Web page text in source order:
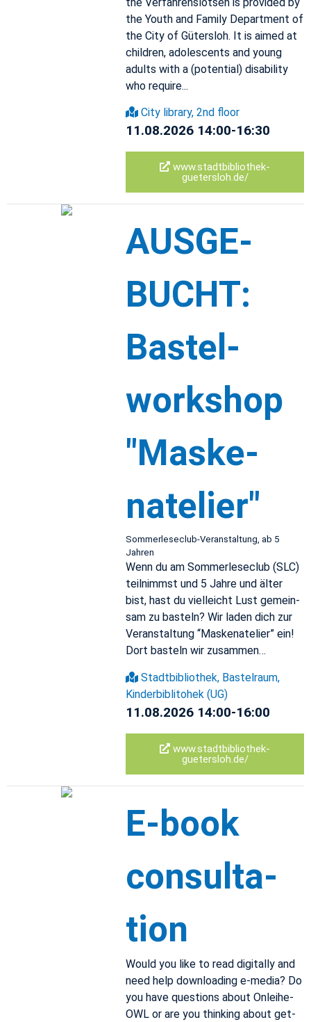
the Youth and Fam­ily De­part­ment of
the City of Güter­sloh. It is aimed at
chil­dren, ado­les­cents and young
adults with a (po­ten­tial) dis­abil­ity
who re­quire...
City li­brary, 2nd floor
11.08.2026 14:00-16:30
www.​sta​dtbi​blio​thek-​
guetersloh.​de/
AUS­GE­
BUCHT:
Bastel­
work­shop
"Maske­
nate­lier"
Som­mer­lese­club-Ve­r­anstal­tung, ab 5
Jahren
Wenn du am Som­mer­lese­club (SLC)
teil­nimmst und 5 Jahre und älter
bist, hast du vielle­icht Lust gemein­
sam zu basteln? Wir laden dich zur
Ve­r­anstal­tung “Maske­nate­lier” ein!
Dort basteln wir zusam­men…
Stadt­bib­lio­thek, Bastel­raum,
Kinder­bib­li­to­hek (UG)
11.08.2026 14:00-16:00
www.​sta​dtbi​blio​thek-​
guetersloh.​de/
E-book
con­sul­ta­
tion
Would you like to read dig­i­tally and
need help down­load­ing e-me­dia? Do
you have ques­tions about On­lei­he­
OWL or are you think­ing about get­